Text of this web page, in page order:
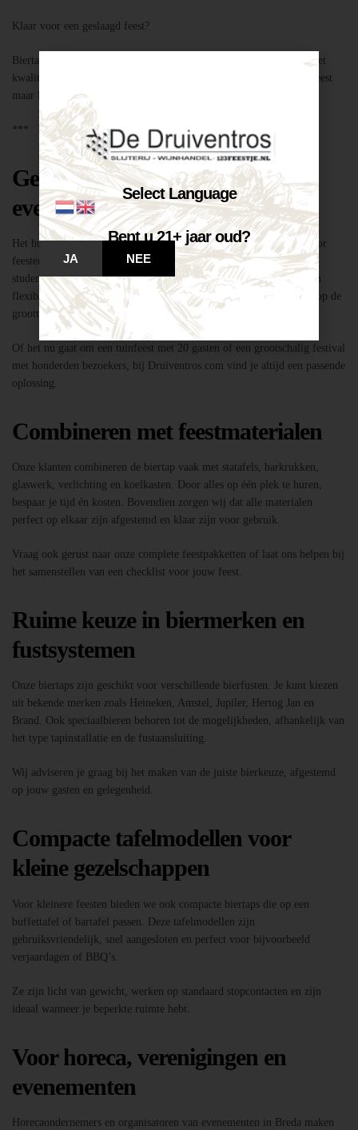
Klaar voor een geslaagd feest?
Biertap huren locatie Breda – snel geregeld via Druiventros.com, met
kwaliteit en service van Slijterij Breda “de Druiventros”. Laat het feest
maar komen!
***
Geschikt voor elk type feest of
evenement
Het huren van een biertap in locatie Breda is niet alleen geschikt voor
feesten thuis, maar ook voor bedrijfsevenementen, buurtfeesten,
studentenfeestjes en verenigingsactiviteiten. Dankzij de mobiliteit en
flexibiliteit van onze tapinstallaties kunnen we moeiteloos inspelen op de
grootte en aard van elk evenement.
Of het nu gaat om een tuinfeest met 20 gasten of een grootschalig festival
met honderden bezoekers, bij Druiventros.com vind je altijd een passende
oplossing.
Combineren met feestmaterialen
Onze klanten combineren de biertap vaak met statafels, barkrukken,
glaswerk, verlichting en koelkasten. Door alles op één plek te huren,
bespaar je tijd én kosten. Bovendien zorgen wij dat alle materialen
perfect op elkaar zijn afgestemd en klaar zijn voor gebruik.
Vraag ook gerust naar onze complete feestpakketten of laat ons helpen bij
het samenstellen van een checklist voor jouw feest.
Ruime keuze in biermerken en
fustsystemen
Onze biertaps zijn geschikt voor verschillende bierfusten. Je kunt kiezen
uit bekende merken zoals Heineken, Amstel, Jupiler, Hertog Jan en
Brand. Ook speciaalbieren behoren tot de mogelijkheden, afhankelijk van
het type tapinstallatie en de fustaansluiting.
Wij adviseren je graag bij het maken van de juiste bierkeuze, afgestemd
op jouw gasten en gelegenheid.
Compacte tafelmodellen voor
kleine gezelschappen
Voor kleinere feesten bieden we ook compacte biertaps die op een
buffettafel of bartafel passen. Deze tafelmodellen zijn
gebruiksvriendelijk, snel aangesloten en perfect voor bijvoorbeeld
verjaardagen of BBQ’s.
Ze zijn licht van gewicht, werken op standaard stopcontacten en zijn
ideaal wanneer je beperkte ruimte hebt.
Voor horeca, verenigingen en
evenementen
Horecaondernemers en organisatoren van evenementen in Breda maken
Select Language
Bent u 21+ jaar oud?
JA NEE